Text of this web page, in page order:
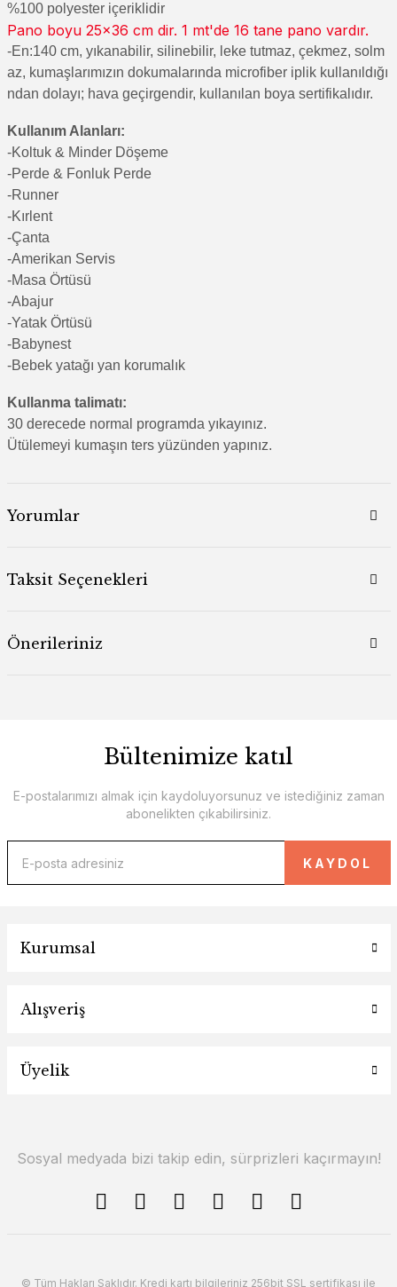
%100 polyester içeriklidir
Pano boyu 25x36 cm dir. 1 mt'de 16 tane pano vardır.
-En:140 cm, yıkanabilir, silinebilir, leke tutmaz, çekmez, solm
az, kumaşlarımızın dokumalarında microfiber iplik kullanıldığı
ndan dolayı; hava geçirgendir, kullanılan boya sertifikalıdır.
Kullanım Alanları:
-Koltuk & Minder Döşeme
-Perde & Fonluk Perde
-Runner
-Kırlent
-Çanta
-Amerikan Servis
-Masa Örtüsü
-Abajur
-Yatak Örtüsü
-Babynest
-Bebek yatağı yan korumalık
Kullanma talimatı:
30 derecede normal programda yıkayınız.
Ütülemeyi kumaşın ters yüzünden yapınız.
Yorumlar
Taksit Seçenekleri
Önerileriniz
Bültenimize katıl
E-postalarımızı almak için kaydoluyorsunuz ve istediğiniz zaman
abonelikten çıkabilirsiniz.
KAYDOL
Kurumsal
Alışveriş
Üyelik
Sosyal medyada bizi takip edin, sürprizleri kaçırmayın!
© Tüm Hakları Saklıdır. Kredi kartı bilgileriniz 256bit SSL sertifikası ile